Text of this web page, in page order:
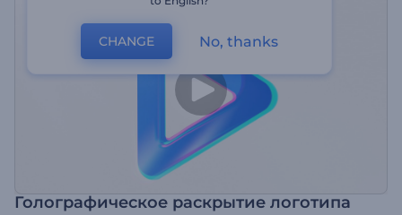
Голографическое раскрытие логотипа
CHANGE No, thanks